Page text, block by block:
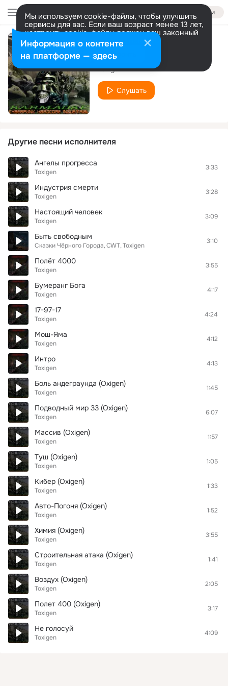
Войти
Мы используем cookie-файлы, чтобы улучшить
сервисы для вас. Если ваш возраст менее 13 лет,
настроить cookie-файлы должен ваш законный
представитель. Больше информации
Разрешить все Настроить
RDAP (Oxigen)
Toxigen
Слушать
Другие песни исполнителя
Ангелы прогресса
Toxigen
3:33
Индустрия смерти
Toxigen
3:28
Настоящий человек
Toxigen
3:09
Быть свободным
Сказки Чёрного Города CWT Toxigen
3:10
Полёт 4000
Toxigen
3:55
Бумеранг Бога
Toxigen
4:17
17-97-17
Toxigen
4:24
Мош-Яма
Toxigen
4:12
Интро
Toxigen
4:13
Боль андеграунда (Oxigen)
Toxigen
1:45
Подводный мир 33 (Oxigen)
Toxigen
6:07
Массив (Oxigen)
Toxigen
1:57
Туш (Oxigen)
Toxigen
1:05
Кибер (Oxigen)
Toxigen
1:33
Авто-Погоня (Oxigen)
Toxigen
1:52
Химия (Oxigen)
Toxigen
3:55
Строительная атака (Oxigen)
Toxigen
1:41
Воздух (Oxigen)
Toxigen
2:05
Полет 400 (Oxigen)
Toxigen
3:17
Не голосуй
Toxigen
4:09
Информация о контенте
на платформе — здесь